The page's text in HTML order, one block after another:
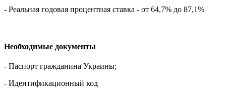
- Реальная годовая процентная ставка - от 64,7% до 87,1%
Необходимые документы
- Паспорт гражданина Украины;
- Идентификационный код